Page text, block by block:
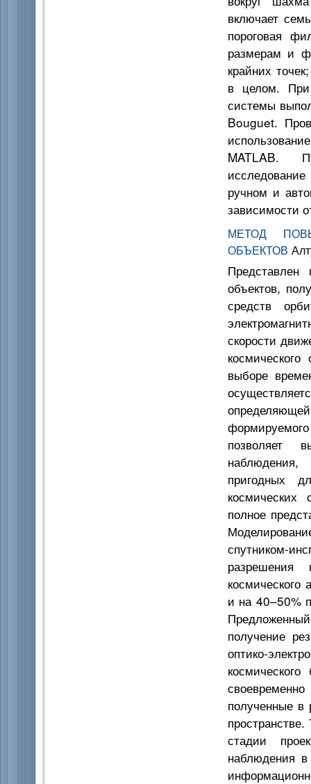
включает
пороговая
размерам и
крайних
в целом. При
системы
Bouguet.
MATLAB.
ручном и
зависимости
МЕТОД
ОБЪЕКТОВ
объектов,
средств
скорости
выборе
позволяет
пригодных
космических
полное
спутником-
космического
и на 40–50%
получение
оптико-
полученные в
стадии
наблюдения